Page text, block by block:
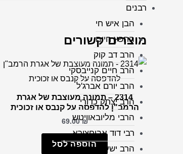
רבנים
הבן איש חי
החפץ חיים
הרב דב קוק
הרב חיים קנייבסקי
הרב יורם אברג'ל
הרב יצחק כדורי
הרבי מליובאוויטש
רבי דוד אבוחצירא
הרב ישעיה מקרסטיר
מוצרים קשורים
2314 – תמונה מעוצבת של אגרת
הרמב"ן להדפסה על קנבס או זכוכית
69.00₪
הוספה לסל